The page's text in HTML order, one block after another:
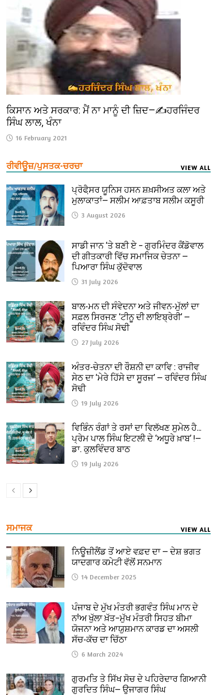
ਕਿਸਾਨ ਅਤੇ ਸਰਕਾਰ: ਮੈਂ ਨਾ ਮਾਨੂੰ ਦੀ ਜ਼ਿਦ—✍️ਹਰਜਿੰਦਰ
ਸਿੰਘ ਲਾਲ, ਖੰਨਾ
16 February 2021
ਰੀਵੀਊਜ਼/ਪੁਸਤਕ-ਚਰਚਾ VIEW ALL
ਪ੍ਰੋਫੈ਼ਸਰ ਯੂਨਿਸ ਹਸਨ ਸ਼ਖ਼ਸੀਅਤ ਕਲਾ ਅਤੇ
ਮੁਲਾਕਾਤਾਂ— ਸਲੀਮ ਆਫ਼ਤਾਬ ਸਲੀਮ ਕਸੂਰੀ
3 August 2026
ਸਾਡੀ ਜਾਨ ‘ਤੇ ਬਣੀ ਏ – ਗੁਰਮਿੰਦਰ ਕੈਂਡੋਵਾਲ
ਦੀ ਗੀਤਕਾਰੀ ਵਿੱਚ ਸਮਾਜਿਕ ਚੇਤਨਾ —
ਪਿਆਰਾ ਸਿੰਘ ਕੁੱਦੋਵਾਲ
31 July 2026
ਬਾਲ-ਮਨ ਦੀ ਸੰਵੇਦਨਾ ਅਤੇ ਜੀਵਨ-ਮੁੱਲਾਂ ਦਾ
ਸਫ਼ਲ ਸਿਰਜਣ ‘ਟੀਨੂ ਦੀ ਲਾਇਬ੍ਰੇਰੀ’ —
ਰਵਿੰਦਰ ਸਿੰਘ ਸੋਢੀ
27 July 2026
ਅੰਤਰ-ਚੇਤਨਾ ਦੀ ਰੌਸ਼ਨੀ ਦਾ ਕਾਵਿ : ਰਾਜੀਵ
ਸੇਠ ਦਾ ‘ਮੇਰੇ ਹਿੱਸੇ ਦਾ ਸੂਰਜ’ — ਰਵਿੰਦਰ ਸਿੰਘ
ਸੋਢੀ
19 July 2026
ਵਿਭਿੰਨ ਰੰਗਾਂ ਤੇ ਰਸਾਂ ਦਾ ਵਿਲੱਖਣ ਸੁਮੇਲ ਹੈ…
ਪ੍ਰੇਮ ਪਾਲ ਸਿੰਘ ਇਟਲੀ ਦੇ ‘ਅਧੂਰੇ ਖ਼ਾਬ’ !—
ਡਾ. ਕੁਲਵਿੰਦਰ ਬਾਠ
19 July 2026
ਸਮਾਜਕ VIEW ALL
ਨਿਊਜ਼ੀਲੈਂਡ ਤੋਂ ਆਏ ਵਫ਼ਦ ਦਾ — ਦੇਸ਼ ਭਗਤ
ਯਾਦਗਾਰ ਕਮੇਟੀ ਵੱਲੋਂ ਸਨਮਾਨ
14 December 2025
ਪੰਜਾਬ ਦੇ ਮੁੱਖ ਮੰਤਰੀ ਭਗਵੰਤ ਸਿੰਘ ਮਾਨ ਦੇ
ਨਾਂਅ ਖੁੱਲਾ ਖ਼ੱਤ–ਮੁੱਖ ਮੰਤਰੀ ਸਿਹਤ ਬੀਮਾ
ਯੋਜਨਾ ਅਤੇ ਆਯੁਸ਼ਮਾਨ ਕਾਰਡ ਦਾ ਅਸਲੀ
ਸੱਚ-ਕੱਚ ਦਾ ਚਿੱਠਾ
6 March 2024
ਗੁਰਮਤਿ ਤੇ ਸਿੱਖ ਸੋਚ ਦੇ ਪਹਿਰੇਦਾਰ ਗਿਆਨੀ
ਗੁਰਦਿਤ ਸਿੰਘ— ਉਜਾਗਰ ਸਿੰਘ